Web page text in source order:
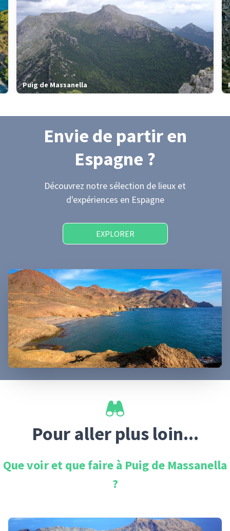
Puig de Massanella
Envie de partiren
Espagne ?
Découvrez notre sélection de lieux et
d'expériences en Espagne
EXPLORER
Pour aller plus loin...
Que voir et que faire à Puig de Massanella
?